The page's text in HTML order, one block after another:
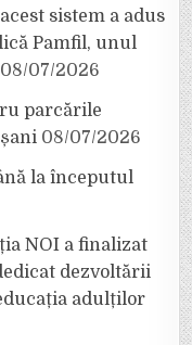
sistem a adus
Pamfil, unul
08/07/2026
parcările
08/07/2026
la începutul
NOI a finalizat
dezvoltării
adulților